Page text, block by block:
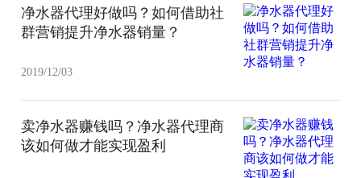
净水器代理好做吗？如何借助社
群营销提升净水器销量？
2019/12/03
卖净水器赚钱吗？净水器代理商
该如何做才能实现盈利